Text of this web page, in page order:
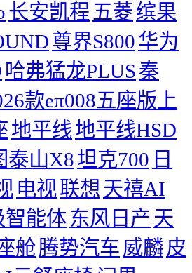
长安凯程 五菱缤果
尊界S800华为
哈弗猛龙PLUS秦
款eπ008五座版上
地平线地平线HSD
泰山X8坦克700 日
电视联想 天禧AI
智能体东风日产 天
舱腾势汽车 威麟皮